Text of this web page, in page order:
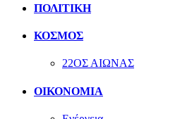
ΠΟΛΙΤΙΚΗ
ΚΟΣΜΟΣ
22ΟΣ ΑΙΩΝΑΣ
ΟΙΚΟΝΟΜΙΑ